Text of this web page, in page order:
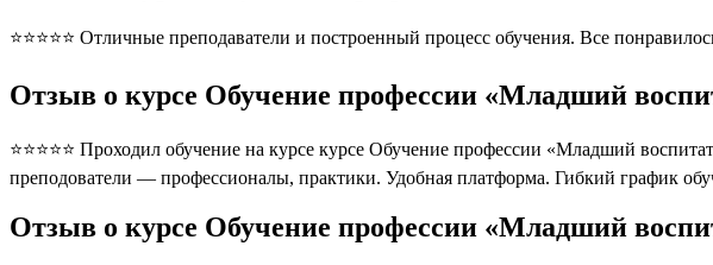
⭐⭐⭐⭐⭐ Отличные преподаватели и построенный процесс обучения. Все
Отзыв о курсе Обучение профессии «Младший
⭐⭐⭐⭐⭐ Проходил обучение на курсе курсе Обучение профессии «Младший
преподователи — профессионалы, практики. Удобная платформа. Гибкий график
Отзыв о курсе Обучение профессии «Младший